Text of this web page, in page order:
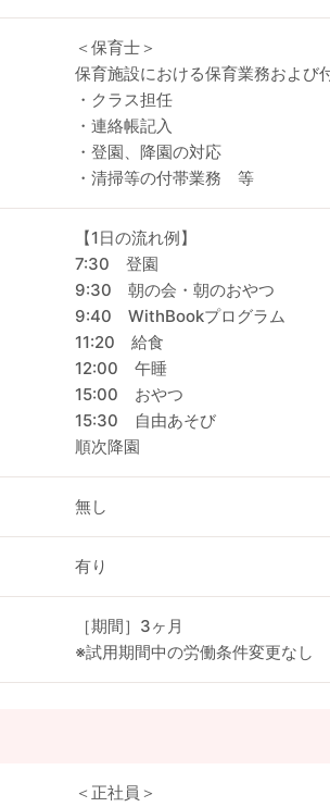
＜保育士＞
保育施設における保育業務および
・クラス担任
・連絡帳記入
・登園、降園の対応
・清掃等の付帯業務 等
【1日の流れ例】
7:30 登園
9:30 朝の会・朝のおやつ
9:40 WithBookプログラム
11:20 給食
12:00 午睡
15:00 おやつ
15:30 自由あそび
順次降園
無し
有り
［期間］3ヶ月
※試用期間中の労働条件変更なし
＜正社員＞